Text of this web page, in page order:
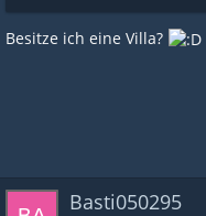
Besitze ich eine Villa?
Basti050295